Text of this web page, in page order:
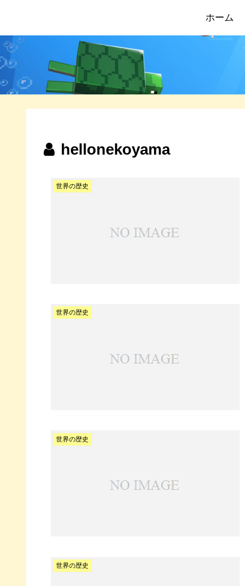
ホーム
hellonekoyama
世界の歴史
世界の歴史
世界の歴史
世界の歴史